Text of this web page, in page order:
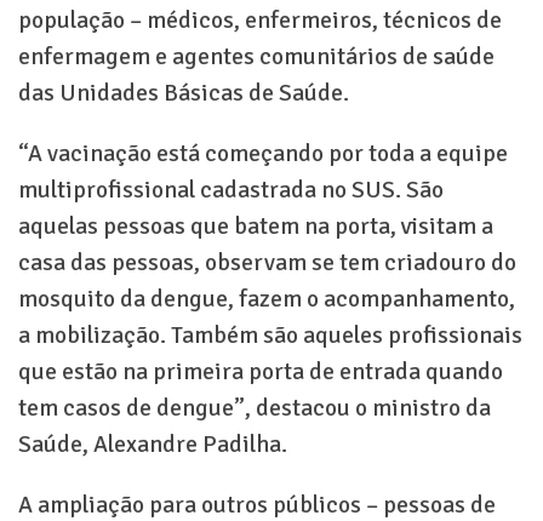
população – médicos, enfermeiros, técnicos de
enfermagem e agentes comunitários de saúde
das Unidades Básicas de Saúde.
“A vacinação está começando por toda a equipe
multiprofissional cadastrada no SUS. São
aquelas pessoas que batem na porta, visitam a
casa das pessoas, observam se tem criadouro do
mosquito da dengue, fazem o acompanhamento,
a mobilização. Também são aqueles profissionais
que estão na primeira porta de entrada quando
tem casos de dengue”, destacou o ministro da
Saúde, Alexandre Padilha.
A ampliação para outros públicos – pessoas de